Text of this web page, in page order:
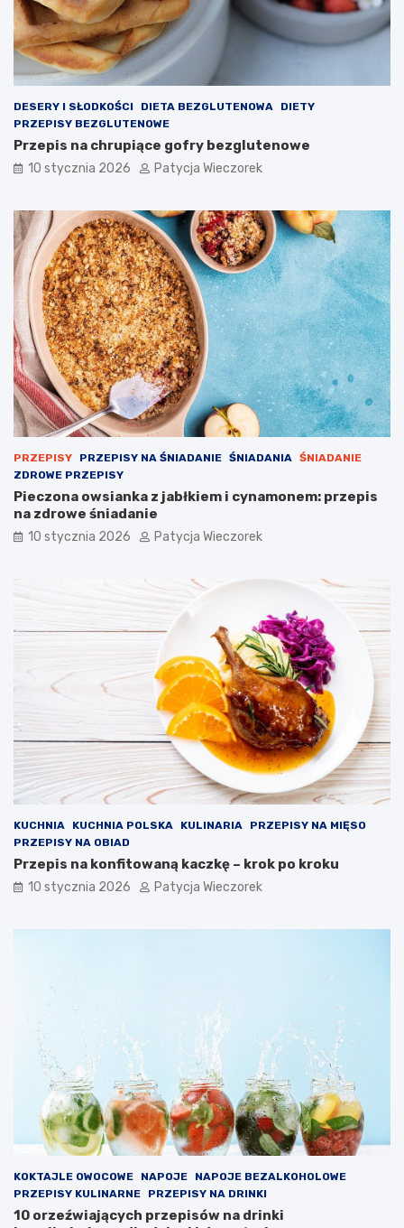
DESERY I SŁODKOŚCI DIETA BEZGLUTENOWA
DIETY
PRZEPISY BEZGLUTENOWE
Przepis na chrupiące gofry bezglutenowe
10 stycznia 2026 Patycja Wieczorek
PRZEPISY PRZEPISY NA ŚNIADANIE ŚNIADANIA
ŚNIADANIE
ZDROWE PRZEPISY
Pieczona owsianka z jabłkiem i cynamonem: przepis
na zdrowe śniadanie
10 stycznia 2026 Patycja Wieczorek
KUCHNIA KUCHNIA POLSKA KULINARIA
PRZEPISY NA MIĘSO
PRZEPISY NA OBIAD
Przepis na konfitowaną kaczkę – krok po kroku
10 stycznia 2026 Patycja Wieczorek
KOKTAJLE OWOCOWE NAPOJE
NAPOJE BEZALKOHOLOWE
PRZEPISY KULINARNE
PRZEPISY NA DRINKI
10 orzeźwiających przepisów na drinki